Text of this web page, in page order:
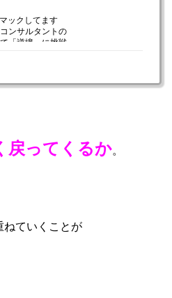
ックしてます
ンサルタントの
「逆境」に挑戦
戻ってくるか。
ていくことが